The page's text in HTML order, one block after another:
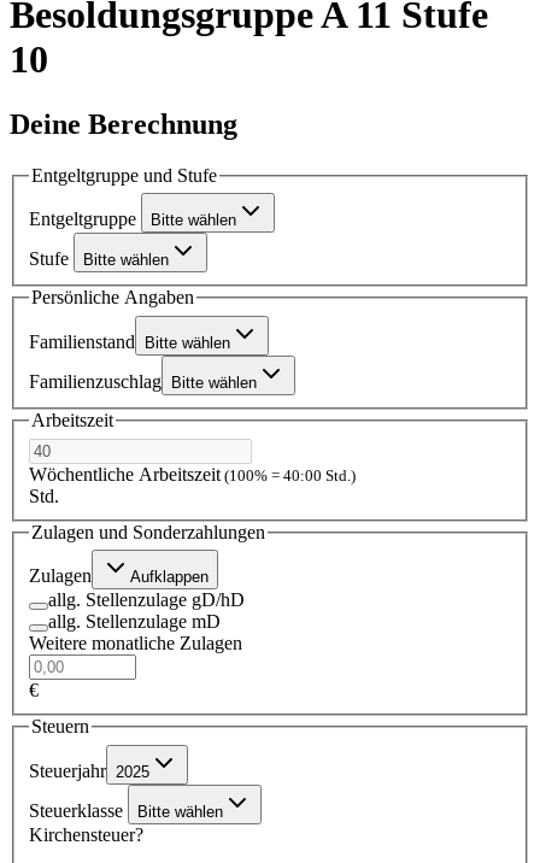
Besoldungsgruppe A 11 Stufe
10
Deine Berechnung
Entgeltgruppe und Stufe
Entgeltgruppe Bitte wählen
Stufe Bitte wählen
Persönliche Angaben
Familienstand Bitte wählen
Familienzuschlag Bitte wählen
Arbeitszeit
Wöchentliche Arbeitszeit (100% = 40:00 Std.)
Std.
Zulagen und Sonderzahlungen
Zulagen Aufklappen
allg. Stellenzulage gD/hD
allg. Stellenzulage mD
Weitere monatliche Zulagen
€
Steuern
Steuerjahr 2025
Steuerklasse Bitte wählen
Kirchensteuer?